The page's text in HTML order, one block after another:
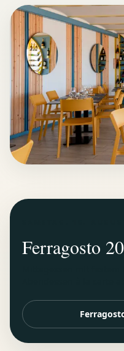
Ferragosto